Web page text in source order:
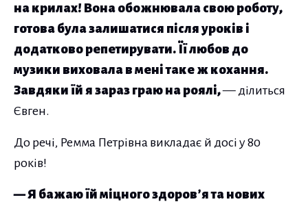
на крилах! Вона обожнювала свою роботу,
готова була залишатися після уроків і
додатково репетирувати. Її любов до
музики виховала в мені таке ж кохання.
Завдяки їй я зараз граю на роялі,— ділиться
Євген.
До речі, Ремма Петрівна викладає й досі у 80
років!
— Я бажаю їй міцного здоров’я та нових